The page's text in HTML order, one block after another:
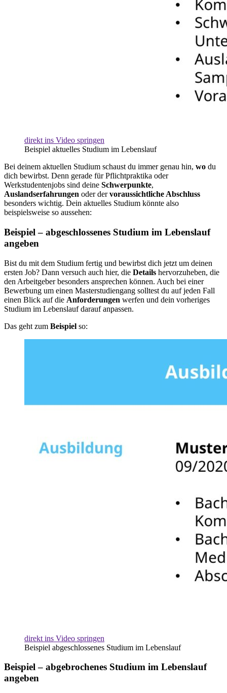
direkt ins Video springen
Beispiel aktuelles Studium im Lebenslauf
Bei deinem aktuellen Studium schaust du immer genau hin, wo du
dich bewirbst. Denn gerade für Pflichtpraktika oder
Werkstudentenjobs sind deine Schwerpunkte,
Auslandserfahrungen oder dervoraussichtliche Abschluss
besonders wichtig. Dein aktuelles Studium könnte also
beispielsweise so aussehen:
Beispiel – abgeschlossenes Studium im Lebenslauf
angeben
Bist du mit dem Studium fertig und bewirbst dich jetzt um deinen
ersten Job? Dann versuch auch hier, die Details hervorzuheben, die
den Arbeitgeber besonders ansprechen können. Auch bei einer
Bewerbung um einen Masterstudiengang solltest du auf jeden Fall
einen Blick auf die Anforderungen werfen und dein vorheriges
Studium im Lebenslauf darauf anpassen.
Das geht zum Beispiel so:
direkt ins Video springen
Beispiel abgeschlossenes Studium im Lebenslauf
Beispiel – abgebrochenes Studium im Lebenslauf
angeben